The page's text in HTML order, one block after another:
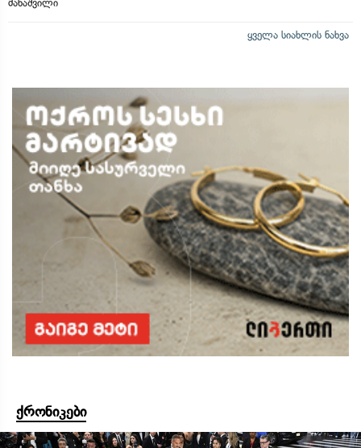
მახაშვილი
ყველა სიახლის ნახვა
ქრონიკები